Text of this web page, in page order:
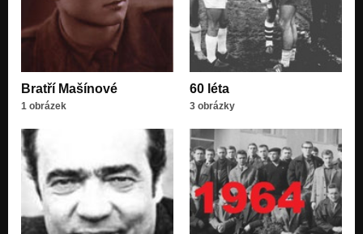
Bratří Mašínové
1 obrázek
60 léta
3 obrázky